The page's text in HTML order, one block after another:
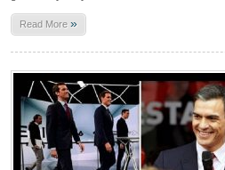
Read More »